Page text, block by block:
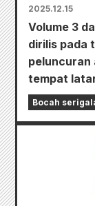
2025.12.15
Volume 3
dirilis pada
peluncuran
tempat
Bocah